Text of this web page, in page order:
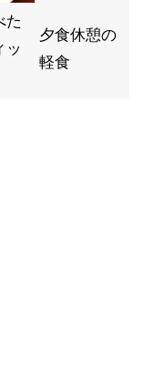
た
ッ
夕食休憩の
軽食